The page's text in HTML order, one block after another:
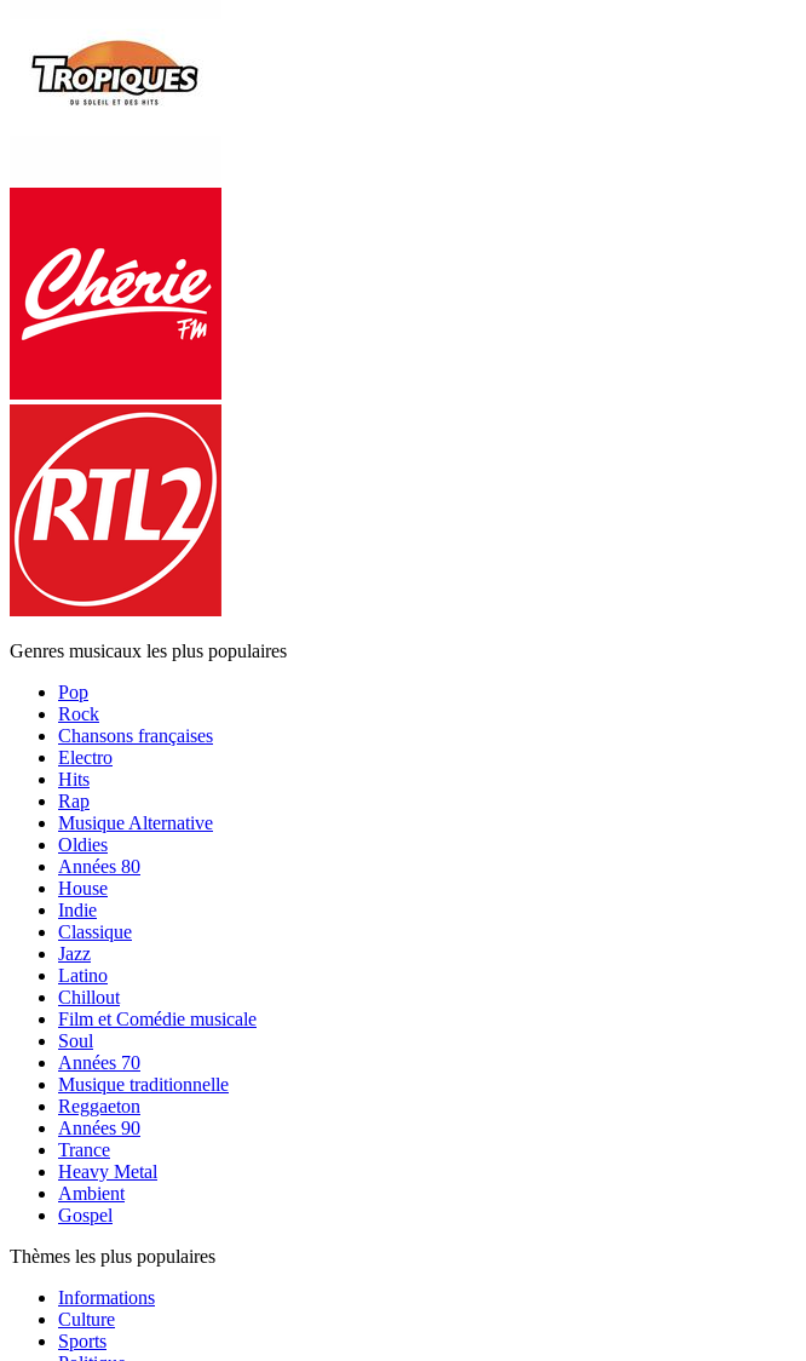
Genres musicaux les plus populaires
Pop
Rock
Chansons françaises
Electro
Hits
Rap
Musique Alternative
Oldies
Années 80
House
Indie
Classique
Jazz
Latino
Chillout
Film et Comédie musicale
Soul
Années 70
Musique traditionnelle
Reggaeton
Années 90
Trance
Heavy Metal
Ambient
Gospel
Thèmes les plus populaires
Informations
Culture
Sports